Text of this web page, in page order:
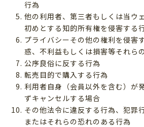
行為
他の利用者、第三者もしくは当ウ
初めとする知的所有権を侵害する
プライバシーその他の権利を侵害
惑、不利益もしくは損害等それら
公序良俗に反する行為
転売目的で購入する行為
利用者自身（会員以外を含む）が
ずキャンセルする場合
その他法令に違反する行為、犯罪
またはそれらの恐れのある行為